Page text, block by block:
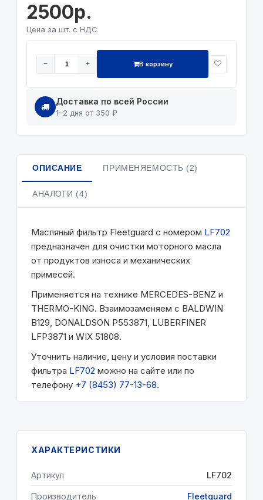
2500р.
Цена за шт. с НДС
− + В корзину
Доставка по всей России
1–2 дня от 350 ₽
ОПИСАНИЕ ПРИМЕНЯЕМОСТЬ (2)
АНАЛОГИ (4)
Масляный фильтр Fleetguard с номером LF702
предназначен для очистки моторного масла
от продуктов износа и механических
примесей.
Применяется на технике MERCEDES-BENZ и
THERMO-KING. Взаимозаменяем с BALDWIN
B129, DONALDSON P553871, LUBERFINER
LFP3871 и WIX 51808.
Уточнить наличие, цену и условия поставки
фильтра LF702 можно на сайте или по
телефону +7 (8453) 77-13-68.
ХАРАКТЕРИСТИКИ
Артикул LF702
Производитель Fleetguard